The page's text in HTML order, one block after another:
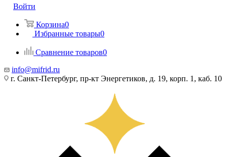
Войти
Корзина0
Избранные товары0
Сравнение товаров0
info@mifrid.ru
г. Санкт-Петербург, пр-кт Энергетиков, д. 19, корп. 1, каб. 10